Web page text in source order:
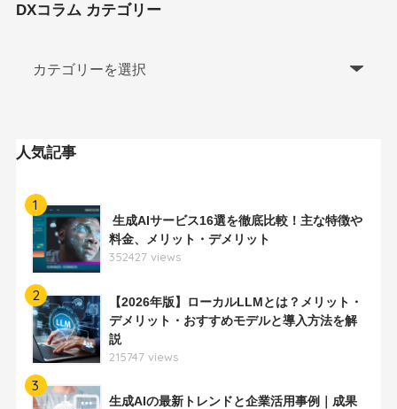
DXコラム カテゴリー
人気記事
1
生成AIサービス16選を徹底比較！主な特徴や
料金、メリット・デメリット
352427 views
2
【2026年版】ローカルLLMとは？メリット・
デメリット・おすすめモデルと導入方法を解
説
215747 views
3
生成AIの最新トレンドと企業活用事例｜成果